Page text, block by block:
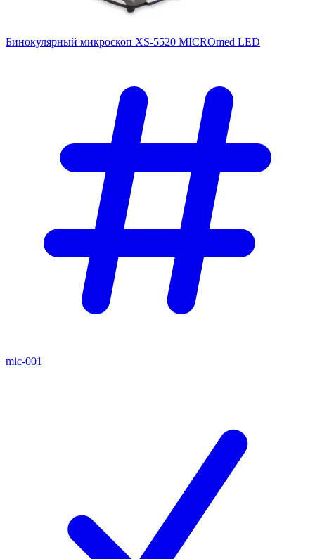
Бинокулярный микроскоп XS-5520 MICROmed LED
mic-001